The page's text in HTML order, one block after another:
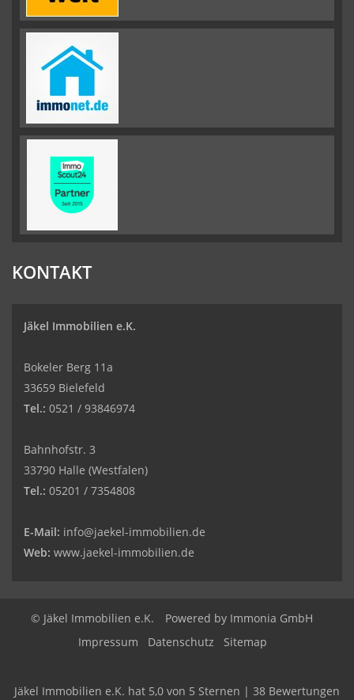
KONTAKT
Jäkel Immobilien e.K.
Bokeler Berg 11a
33659 Bielefeld
Tel.: 0521 / 93846974
Bahnhofstr. 3
33790 Halle (Westfalen)
Tel.: 05201 / 7354808
E-Mail: info@jaekel-immobilien.de
Web: www.jaekel-immobilien.de
© Jäkel Immobilien e.K. Powered by Immonia GmbH
Impressum
Datenschutz Sitemap
Jäkel Immobilien e.K. hat 5,0 von 5 Sternen | 38 Bewertungen